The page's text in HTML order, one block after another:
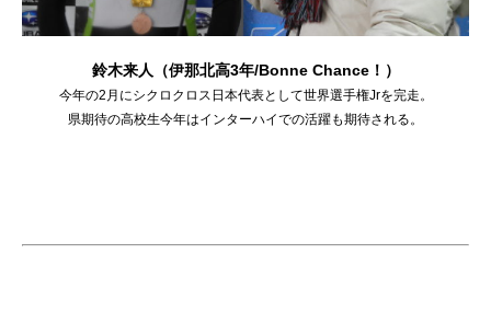
鈴木来人（伊那北高3年/Bonne Chance！）
今年の2月にシクロクロス日本代表として世界選手権Jrを完走。
県期待の高校生今年はインターハイでの活躍も期待される。